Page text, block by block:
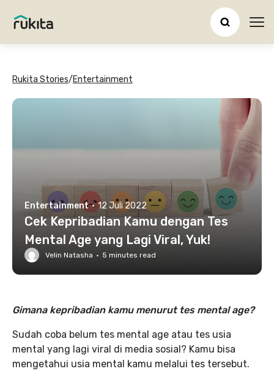
Rukita Stories/Entertainment
Entertainment · 12 Juli 2022
Cek Kepribadian Kamu dengan Tes
Mental Age yang Lagi Viral, Yuk!
Velin Natasha · 5 minutes read
Gimana kepribadian kamu menurut tes mental age?
Sudah coba belum tes mental age atau tes usia
mental yang lagi viral di media sosial? Kamu bisa
mengetahui usia mental kamu melalui tes tersebut.